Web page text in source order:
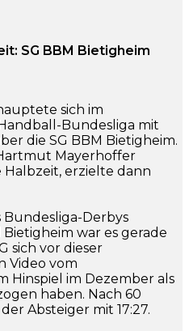
SG BBM Bietigheim
sich im
Bundesliga mit
die SG BBM Bietigheim.
Mayerhoffer
erzielte dann
Derbys
war es gerade
sich vor dieser
Video vom
Hinspiel im Dezember als
haben. Nach 60
Absteiger mit 17:27.